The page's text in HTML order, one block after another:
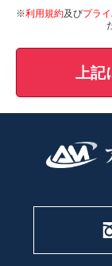
※利用規約及びプラ
上記